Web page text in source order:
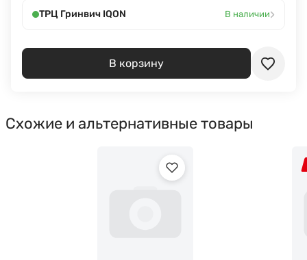
ТРЦ Гринвич IQON В наличии›
В корзину
Схожие и альтернативные товары